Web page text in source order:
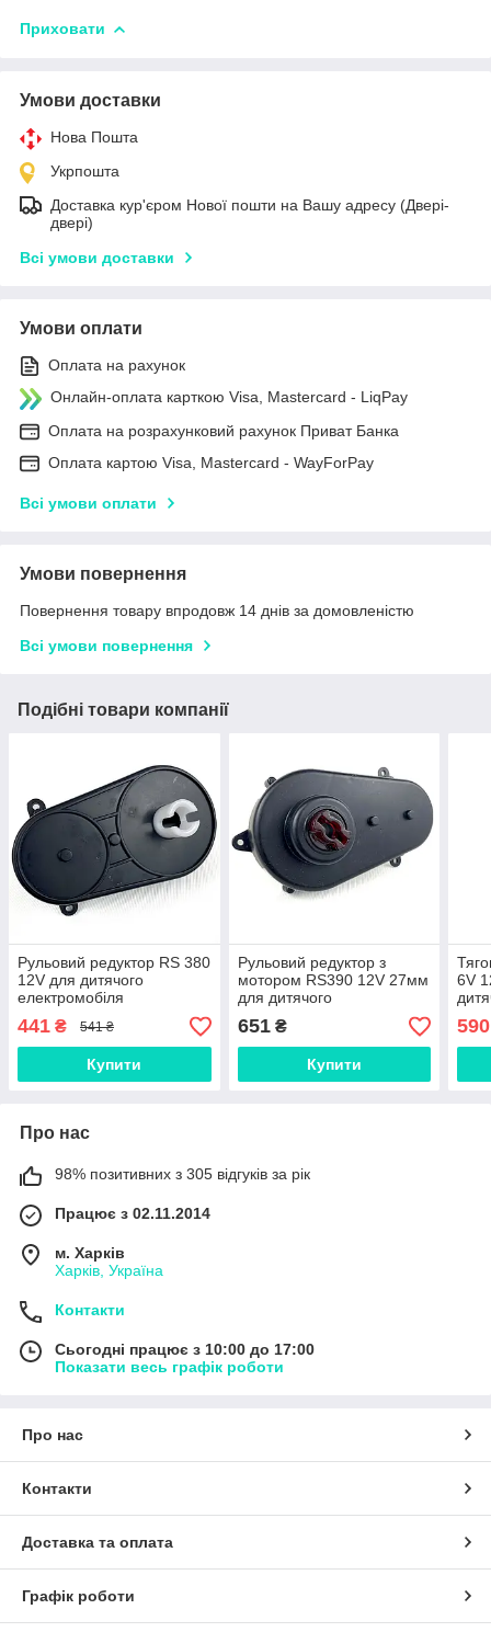
Приховати
Умови доставки
Нова Пошта
Укрпошта
Доставка кур'єром Нової пошти на Вашу адресу (Двері-
двері)
Всі умови доставки
Умови оплати
Оплата на рахунок
Онлайн-оплата карткою Visa, Mastercard - LiqPay
Оплата на розрахунковий рахунок Приват Банка
Оплата картою Visa, Mastercard - WayForPay
Всі умови оплати
Умови повернення
Повернення товару впродовж 14 днів за домовленістю
Всі умови повернення
Подібні товари компанії
Рульовий редуктор RS 380
12V для дитячого
електромобіля
441 ₴ 541 ₴
Купити
Рульовий редуктор з
мотором RS390 12V 27мм
для дитячого
електромобіля Bambi
651₴
Купити
6V
590
Про нас
98% позитивних з 305 відгуків за рік
Працює з 02.11.2014
м. Харків
Харків, Україна
Контакти
Сьогодні працює з 10:00 до 17:00
Показати весь графік роботи
Про нас
Контакти
Доставка та оплата
Графік роботи